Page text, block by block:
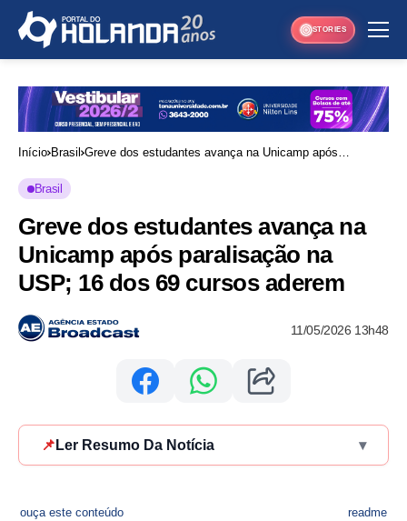
STORIES
Início Brasil Greve dos estudantes avança na Unicamp após
Brasil
Greve dos estudantes avança na
Unicamp após paralisação na
USP; 16 dos 69 cursos aderem
11/05/2026 13h48
📌 Ler Resumo Da Notícia ▾
ouça este conteúdo readme